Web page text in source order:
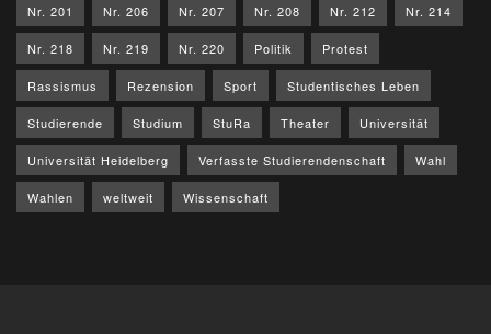
Nr. 201 Nr. 206 Nr. 207 Nr. 208 Nr. 212 Nr. 214
Nr. 218 Nr. 219 Nr. 220 Politik Protest
Rassismus Rezension Sport Studentisches Leben
Studierende Studium StuRa Theater Universität
Universität Heidelberg Verfasste Studierendenschaft Wahl
Wahlen weltweit Wissenschaft